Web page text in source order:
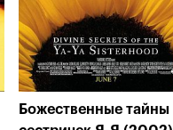
Божественные тайны